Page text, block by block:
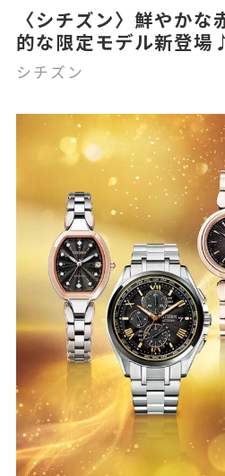
〈シチズン〉鮮やかな
的な限定モデル新登場
シチズン